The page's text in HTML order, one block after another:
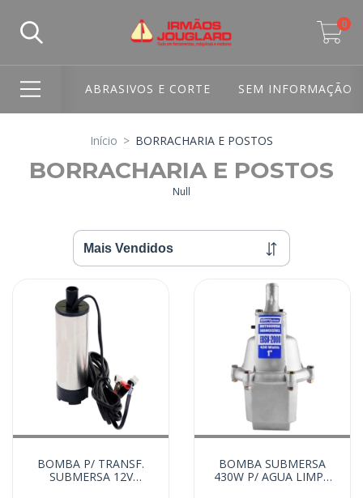
0
ABRASIVOS E CORTE SEM INFORMAÇÃO
Início > BORRACHARIA E POSTOS
BORRACHARIA E POSTOS
Null
BOMBA P/ TRANSF.
SUBMERSA 12V
BOMBA SUBMERSA
430W P/ AGUA LIMPA